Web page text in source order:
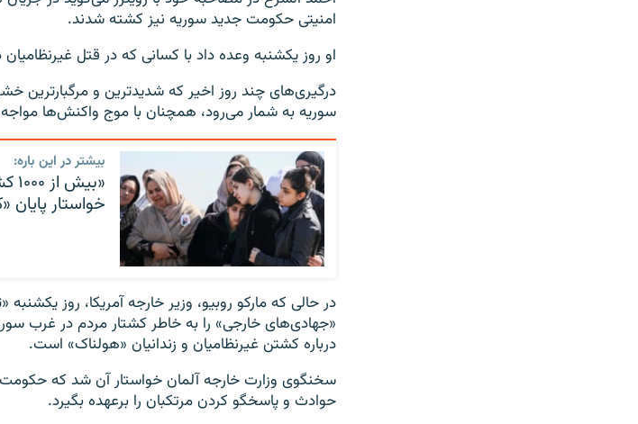
امنیتی حکومت جدید سوریه نیز کشته شدند.
او روز یکشنبه وعده داد با کسانی که در قتل
درگیری‌های چند روز اخیر که شدیدترین و مرگبارترین
سوریه به شمار می‌رود، همچنان با موج واکنش‌ها
بیشتر در این باره:
خواستار
در حالی که مارکو روبیو، وزیر خارجه آمریکا، روز
«جهادی‌های خارجی» را به خاطر کشتار مردم در غرب
درباره کشتن غیرنظامیان و زندانیان «هولناک» است.
سخنگوی وزارت خارجه آلمان خواستار آن شد که حکومت
حوادث و پاسخگو کردن مرتکبان را برعهده بگیرد.